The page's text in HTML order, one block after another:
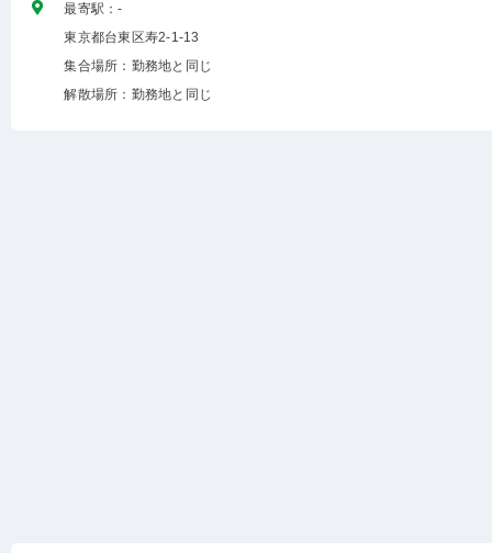
最寄駅：-
東京都台東区寿2-1-13
集合場所：勤務地と同じ
解散場所：勤務地と同じ